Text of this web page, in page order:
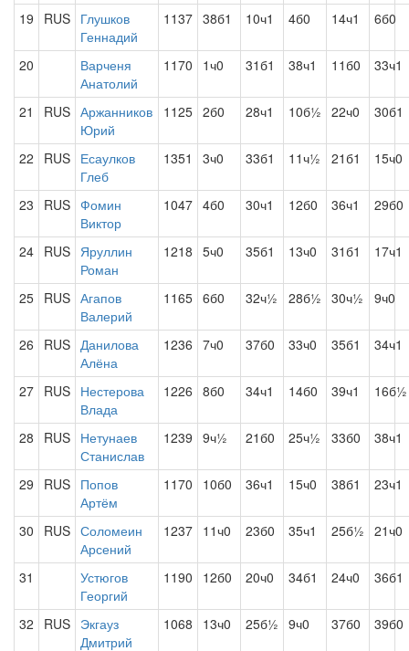
19 RUS Глушков
Геннадий
1137 38б1 10ч1 4б0 14ч1 6б0
20
Варченя
Анатолий
1170 1ч0 31б1 38ч1 11б0 33ч1
21 RUS Аржанников
Юрий
1125 2б0 28ч1 10б½ 22ч0 30б1
22 RUS Есаулков
Глеб
1351 3ч0 33б1 11ч½ 21б1 15ч0
23 RUS Фомин
Виктор
1047 4б0 30ч1 12б0 36ч1 29б0
24 RUS Яруллин
Роман
1218 5ч0 35б1 13ч0 31б1 17ч1
25 RUS Агапов
Валерий
1165 6б0 32ч½ 28б½ 30ч½ 9ч0
26 RUS Данилова
Алёна
1236 7ч0 37б0 33ч0 35б1 34ч1
27 RUS Нестерова
Влада
1226 8б0 34ч1 14б0 39ч1 16б½
28 RUS Нетунаев
Станислав
1239 9ч½ 21б0 25ч½ 33б0 38ч1
29 RUS Попов
Артём
1170 10б0 36ч1 15ч0 38б1 23ч1
30 RUS Соломеин
Арсений
1237 11ч0 23б0 35ч1 25б½ 21ч0
31
Устюгов
Георгий
1190 12б0 20ч0 34б1 24ч0 36б1
32 RUS Экгауз
Дмитрий
1068 13ч0 25б½ 9ч0 37б0 39б0